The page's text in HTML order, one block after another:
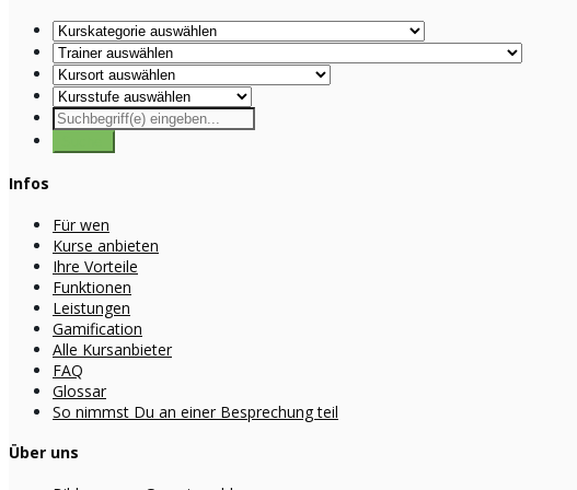
Infos
Für wen
Kurse anbieten
Ihre Vorteile
Funktionen
Leistungen
Gamification
Alle Kursanbieter
FAQ
Glossar
So nimmst Du an einer Besprechung teil
Über uns